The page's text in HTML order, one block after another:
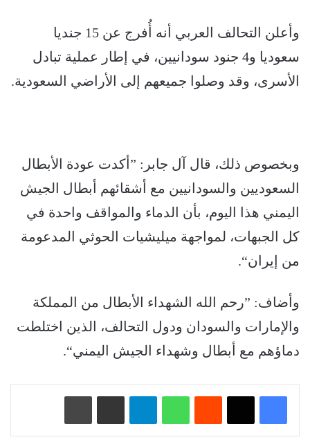
وأعلن التحالف العربي أنه أُفرج عن 15 جنديا
سعوديا و4 جنود سودانيين، في إطار عملية تبادل
الأسرى، وقد وصلوا جميعهم إلى الأراضي السعودية.
وبخصوص ذلك، قال آل جابر: ”أكدت عودة الأبطال
السعوديين والسودانيين مع أشقائهم أبطال الجيش
اليمني هذا اليوم، بأن الدماء والمواقف واحدة في
كل الجبهات، لمواجهة ميليشيات الحوثي المدعومة
من إيران“.
وأضاف: ”رحم الله الشهداء الأبطال من المملكة
والإمارات والسودان ودول التحالف، الذين اختلطت
دماؤهم مع أبطال وشهداء الجيش اليمني“.
واتساب تيلقرام